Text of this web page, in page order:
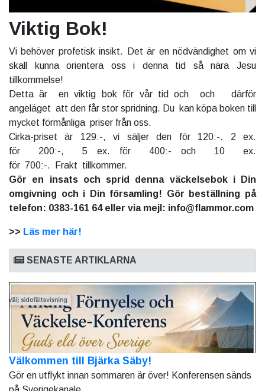
Viktig Bok!
Vi behöver profetisk insikt. Det är en nödvändighet om vi
skall kunna orientera oss i denna tid så nära Jesu
tillkommelse!
Detta är en viktig bok för vår tid och och därför
angeläget att den får stor spridning. Du kan köpa boken till
mycket förmånliga priser från oss.
Cirka-priset är 129:-, vi säljer den för 120:-. 2 ex.
för 200:-, 5 ex. för 400:- och 10 ex.
för 700:-. Frakt tillkommer.
Gör en insats och sprid denna väckelsebok i Din
omgivning och i Din församling! Gör beställning på
telefon: 0383-161 64 eller via mejl: info@flammor.com
>> Läs mer här!
SENASTE ARTIKLARNA
Välkommen till Bjärka Säby!
Gör en utflykt innan sommaren är över! Konferensen sänds